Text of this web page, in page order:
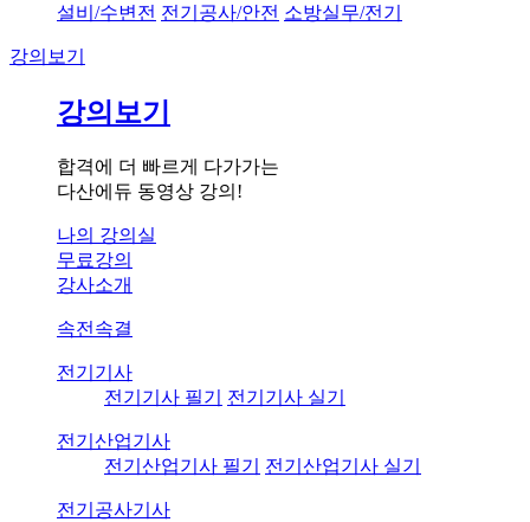
설비/수변전 전기공사/안전 소방실무/전기
강의보기
강의보기
합격에 더 빠르게 다가가는
다산에듀 동영상 강의!
나의 강의실
무료강의
강사소개
속전속결
전기기사
전기기사 필기
전기기사 실기
전기산업기사
전기산업기사 필기
전기산업기사 실기
전기공사기사